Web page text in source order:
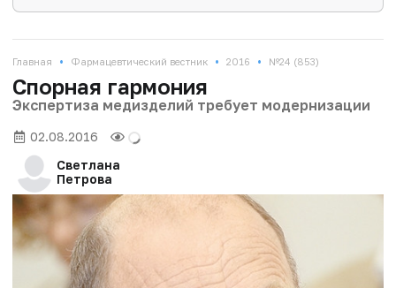
Главная • Фармацевтический вестник • 2016 • №24 (853)
Спорная гармония
Экспертиза медизделий требует модернизации
02.08.2016
Светлана
Петрова